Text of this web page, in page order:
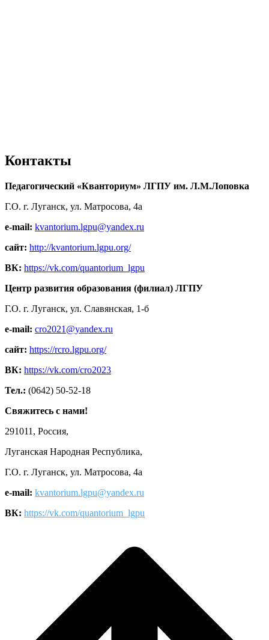
Контакты
Педагогический «Кванториум» ЛГПУ им. Л.М.Лоповка
Г.О. г. Луганск, ул. Матросова, 4а
e-mail: kvantorium.lgpu@yandex.ru
сайт: http://kvantorium.lgpu.org/
ВК: https://vk.com/quantorium_lgpu
Центр развития образования (филиал) ЛГПУ
Г.О. г. Луганск, ул. Славянская, 1-б
e-mail: cro2021@yandex.ru
сайт: https://rcro.lgpu.org/
ВК: https://vk.com/cro2023
Тел.: (0642) 50-52-18
Свяжитесь с нами!
291011, Россия,
Луганская Народная Республика,
Г.О. г. Луганск, ул. Матросова, 4а
e-mail: kvantorium.lgpu@yandex.ru
ВК: https://vk.com/quantorium_lgpu